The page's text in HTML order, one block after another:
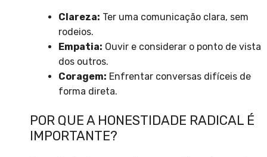
Clareza: Ter uma comunicação clara, sem
rodeios.
Empatia: Ouvir e considerar o ponto de vista
dos outros.
Coragem: Enfrentar conversas difíceis de
forma direta.
POR QUE A HONESTIDADE RADICAL É
IMPORTANTE?